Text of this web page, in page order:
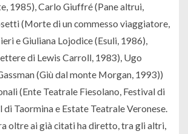
1985), Carlo Giuffré (Pane altrui,
(Morte di un commesso viaggiatore,
e Giuliana Lojodice (Esuli, 1986),
di Lewis Carroll, 1983), Ugo
(Giù dal monte Morgan, 1993))
(Ente Teatrale Fiesolano, Festival di
di Taormina e Estate Teatrale Veronese.
oltre ai già citati ha diretto, tra gli altri,